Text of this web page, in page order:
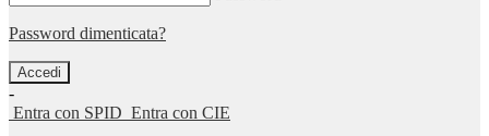
Password dimenticata?
-
Entra con SPID Entra con CIE